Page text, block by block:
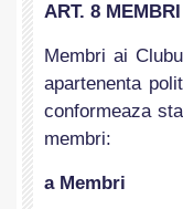
ART. 8 MEMBRI
Membri ai
apartenenta
conformeaza
membri:
a Membri